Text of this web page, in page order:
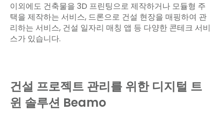
이외에도 건축물을 3D 프린팅으로 제작하거나 모듈형 주
택을 제작하는 서비스, 드론으로 건설 현장을 매핑하여 관
리하는 서비스, 건설 일자리 매칭 앱 등 다양한 콘테크 서비
스가 있습니다.
건설 프로젝트 관리를 위한 디지털 트
윈 솔루션 Beamo